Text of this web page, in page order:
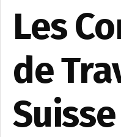
Les
de
Suisse